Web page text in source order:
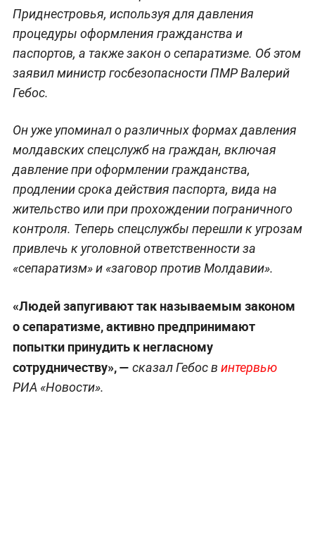
Приднестровья, используя для давления
процедуры оформления гражданства и
паспортов, а также закон о сепаратизме. Об этом
заявил министр госбезопасности ПМР Валерий
Гебос.
Он уже упоминал о различных формах давления
молдавских спецслужб на граждан, включая
давление при оформлении гражданства,
продлении срока действия паспорта, вида на
жительство или при прохождении пограничного
контроля. Теперь спецслужбы перешли к угрозам
привлечь к уголовной ответственности за
«сепаратизм» и «заговор против Молдавии».
«Людей запугивают так называемым законом
о сепаратизме, активно предпринимают
попытки принудить к негласному
сотрудничеству», — сказал Гебос в интервью
РИА «Новости».